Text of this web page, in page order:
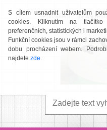
S cílem usnadnit uživatelům
cookies. Kliknutím na
preferenčních, statistických i
Funkční cookies jsou v rámci
dobu procházení webem.
najdete zde.
Přihlášení Nová